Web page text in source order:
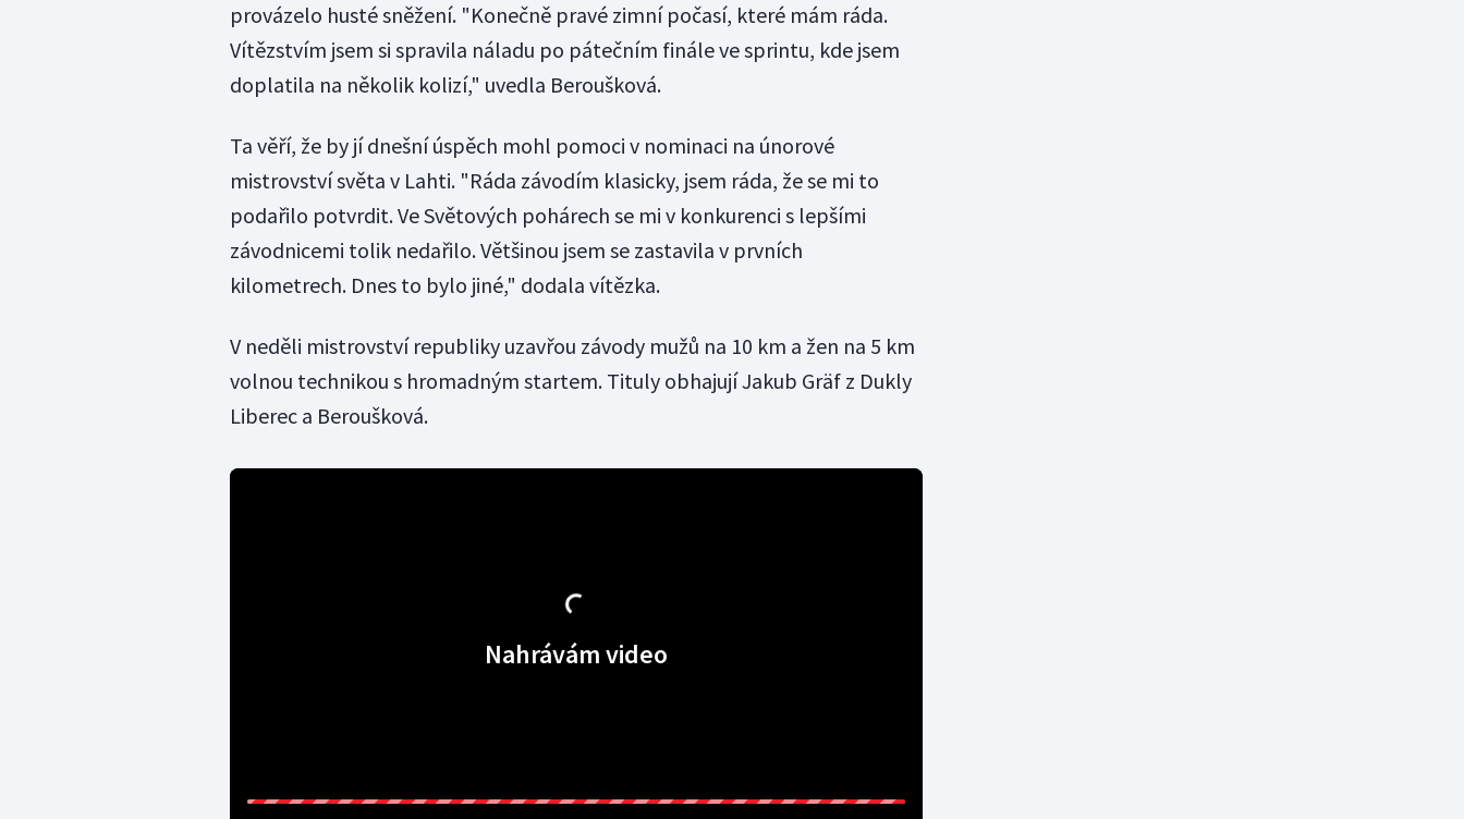
provázelo husté sněžení. "Konečně pravé zimní počasí, které mám ráda.
Vítězstvím jsem si spravila náladu po pátečním finále ve sprintu, kde jsem
doplatila na několik kolizí," uvedla Beroušková.
Ta věří, že by jí dnešní úspěch mohl pomoci v nominaci na únorové
mistrovství světa v Lahti. "Ráda závodím klasicky, jsem ráda, že se mi to
podařilo potvrdit. Ve Světových pohárech se mi v konkurenci s lepšími
závodnicemi tolik nedařilo. Většinou jsem se zastavila v prvních
kilometrech. Dnes to bylo jiné," dodala vítězka.
V neděli mistrovství republiky uzavřou závody mužů na 10 km a žen na 5 km
volnou technikou s hromadným startem. Tituly obhajují Jakub Gräf z Dukly
Liberec a Beroušková.
Nahrávám video